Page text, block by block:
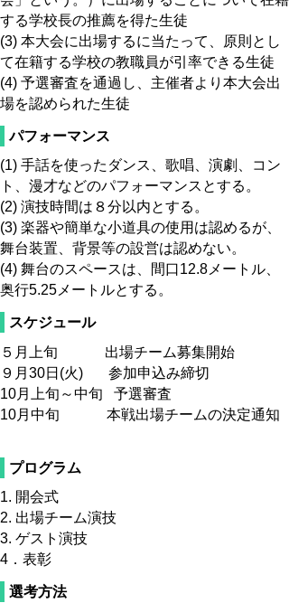
する学校長の推薦を得た生徒
(3) 本大会に出場するに当たって、原則とし
て在籍する学校の教職員が引率できる生徒
(4) 予選審査を通過し、主催者より本大会出
場を認められた生徒
パフォーマンス
(1) 手話を使ったダンス、歌唱、演劇、コン
ト、漫才などのパフォーマンスとする。
(2) 演技時間は８分以内とする。
(3) 楽器や簡単な小道具の使用は認めるが、
舞台装置、背景等の設営は認めない。
(4) 舞台のスペースは、間口 12.8メートル、
奥行5.25メートルとする。
スケジュール
５月上旬
出場チーム募集開始
９月30日 (火)
参加申込み締切
10月上旬～中旬 予選審査
10月中旬
本戦出場チームの決定通知
プログラム
1. 開会式
2. 出場チーム演技
3. ゲスト演技
4．表彰
選考方法